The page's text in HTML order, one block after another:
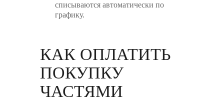
списываются автоматически по
графику.
КАК ОПЛАТИТЬ
ПОКУПКУ
ЧАСТЯМИ